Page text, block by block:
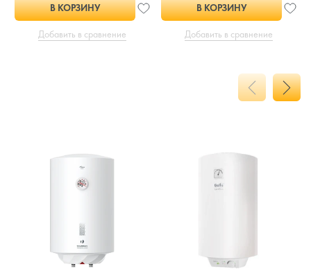
В КОРЗИНУ
Добавить в сравнение
В КОРЗИНУ
Добавить в сравнение